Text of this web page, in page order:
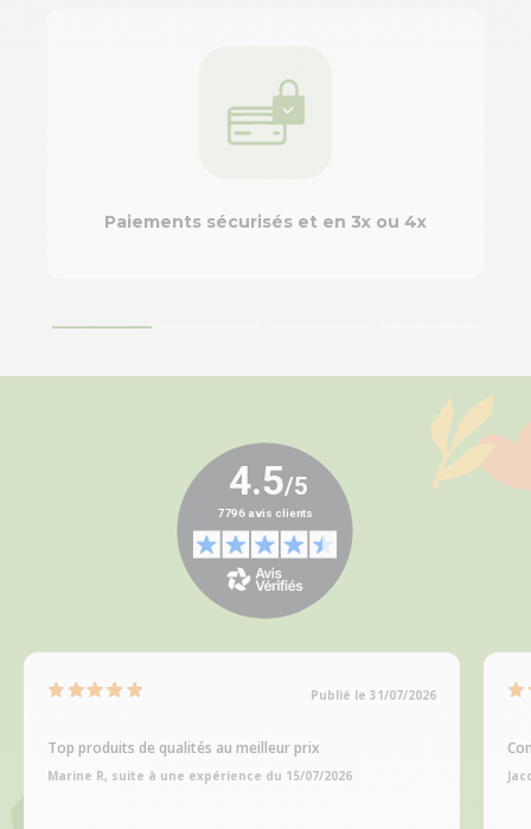
Paiements sécurisés et en 3x ou 4x
Publié le 31/07/2026
Top produits de qualités au meilleur prix
Marine R, suite à une expérience du 15/07/2026